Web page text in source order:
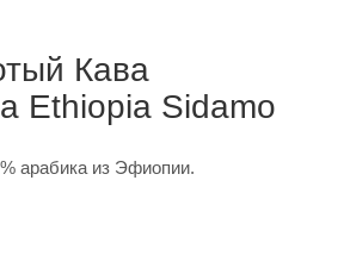
Кава
Ethiopia Sidamo
арабика из Эфиопии.